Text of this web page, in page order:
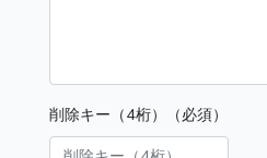
削除キー（4桁）（必須）